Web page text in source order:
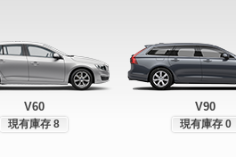
V60
現有庫存 8
V90
現有庫存 0